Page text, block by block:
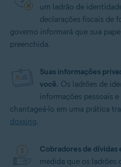
um ladrão de
declarações fiscais de
governo informará que sua
preenchida.
Suas informações
você. Os ladrões de
informações pessoais
chantageá-lo em uma prática
doxxing.
Cobradores de dívidas
medida que os ladrões